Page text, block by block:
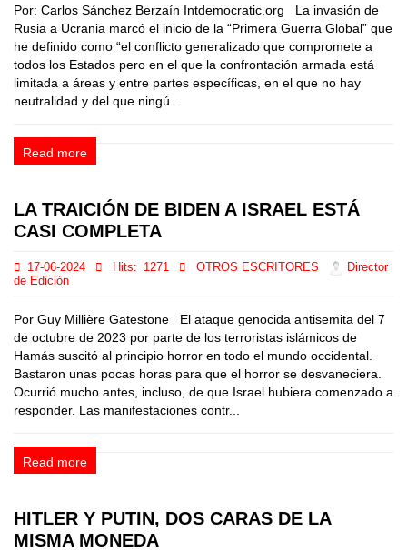
Por: Carlos Sánchez Berzaín Intdemocratic.org La invasión de
Rusia a Ucrania marcó el inicio de la “Primera Guerra Global” que
he definido como “el conflicto generalizado que compromete a
todos los Estados pero en el que la confrontación armada está
limitada a áreas y entre partes específicas, en el que no hay
neutralidad y del que ningú...
Read more
LA TRAICIÓN DE BIDEN A ISRAEL ESTÁ
CASI COMPLETA
17-06-2024 Hits: 1271 OTROS ESCRITORES
Director
de Edición
Por Guy Millière Gatestone El ataque genocida antisemita del 7
de octubre de 2023 por parte de los terroristas islámicos de
Hamás suscitó al principio horror en todo el mundo occidental.
Bastaron unas pocas horas para que el horror se desvaneciera.
Ocurrió mucho antes, incluso, de que Israel hubiera comenzado a
responder. Las manifestaciones contr...
Read more
HITLER Y PUTIN, DOS CARAS DE LA
MISMA MONEDA